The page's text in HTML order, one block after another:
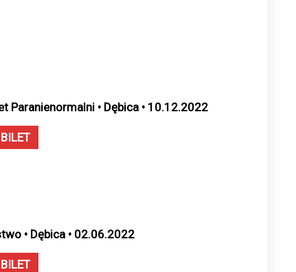
Paranienormalni • Dębica • 10.12.2022
• Dębica • 02.06.2022